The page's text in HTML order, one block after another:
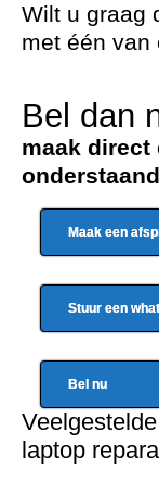
Wilt u graag
met één van
Bel dan
maak direct
Maak een
Stuur een
Bel nu
laptop